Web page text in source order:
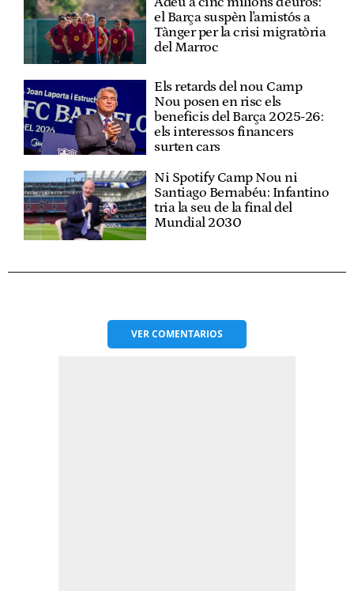
el Barça suspèn l'amistós a
Tànger per la crisi migratòria
del Marroc
Els retards del nou Camp
Nou posen en risc els
beneficis del Barça 2025-26:
els interessos financers
surten cars
Ni Spotify Camp Nou ni
Santiago Bernabéu: Infantino
tria la seu de la final del
Mundial 2030
VERCOMENTARIOS